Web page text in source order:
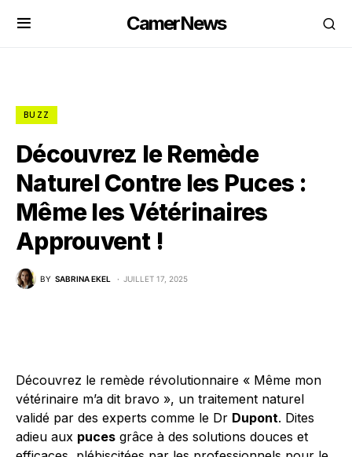
CamerNews
BUZZ
Découvrez le Remède
Naturel Contre les Puces :
Même les Vétérinaires
Approuvent !
BY SABRINA EKEL JUILLET 17, 2025
Découvrez le remède révolutionnaire « Même mon
vétérinaire m’a dit bravo », un traitement naturel
validé par des experts comme le Dr Dupont. Dites
adieu aux puces grâce à des solutions douces et